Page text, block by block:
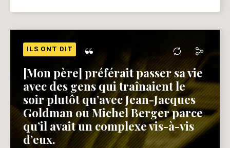
ILS ONT DIT “
[Mon père] préférait passer sa vie
avec des gens qui traînaient le
soir plutôt qu’avec Jean-Jacques
Goldman ou Michel Berger parce
qu’il avait un complexe vis-à-vis
d’eux.